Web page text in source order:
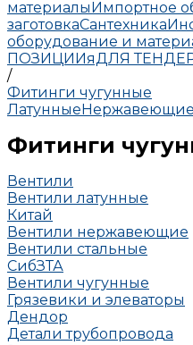
материалыИмпортное
заготовкаСантехника
оборудование и
ПОЗИЦИИяДЛЯ
/
Фитинги чугунные
ЛатунныеНержавеющие
Фитинги
Вентили
Вентили латунные
Китай
Вентили нержавеющие
Вентили стальные
СибЗТА
Вентили чугунные
Грязевики и элеваторы
Дендор
Детали трубопровода